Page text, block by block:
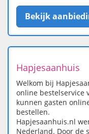
Bekijk
Hapjesaanhuis
Welkom bij
online bestelservice
kunnen gasten
bestellen.
Hapjesaanhuis.nl
Nederland. Door de